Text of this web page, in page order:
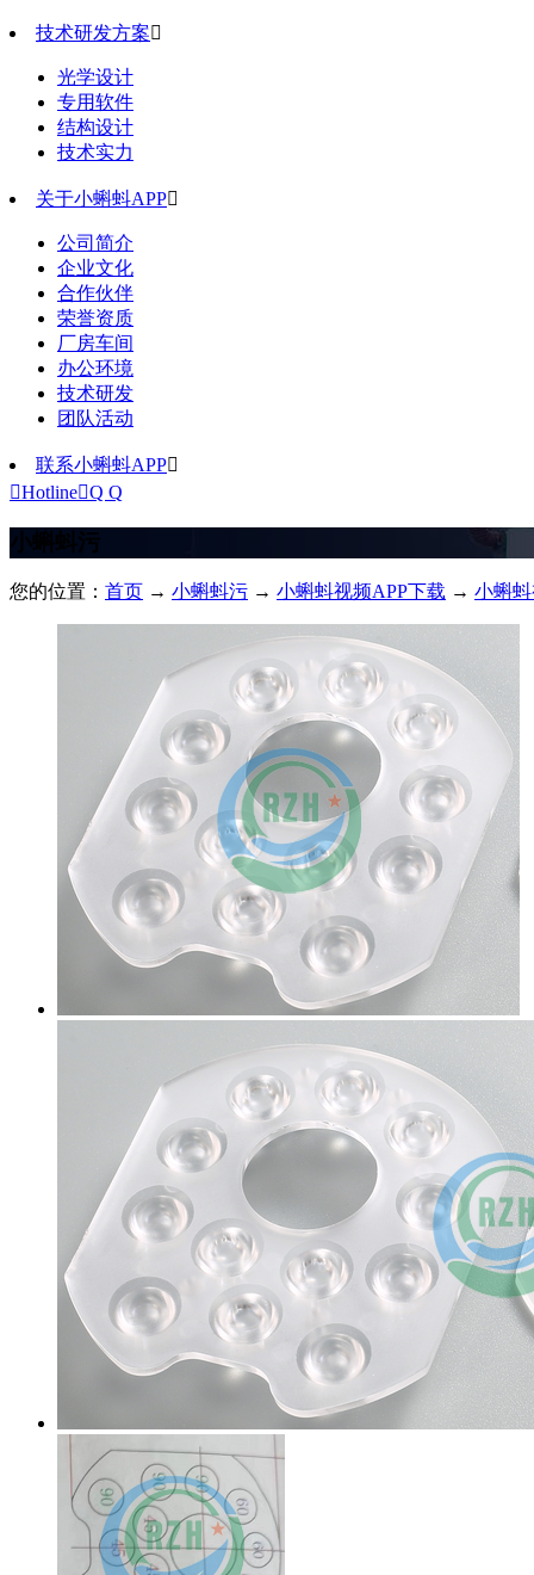
技术研发方案
光学设计
专用软件
结构设计
技术实力
关于小蝌蚪APP
公司简介
企业文化
合作伙伴
荣誉资质
厂房车间
办公环境
技术研发
团队活动
联系小蝌蚪APP
HotlineQ Q
小蝌蚪污
您的位置： 首页 → 小蝌蚪污 → 小蝌蚪视频APP下载 → 小蝌